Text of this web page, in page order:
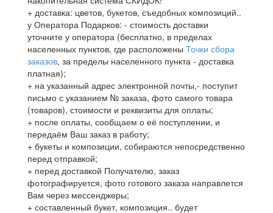
+ доставка: цветов, букетов, съедобных композиций..
у Оператора Подарков: - стоимость доставки
уточните у оператора (бесплатно, в пределах
населенных пунктов, где расположены Точки сбора
заказов, за пределы населенного пункта - доставка
платная);
+ на указанный адрес электронной почты,- поступит
письмо с указанием № заказа, фото самого товара
(товаров), стоимости и реквизиты для оплаты;
+ после оплаты, сообщаем о её поступлении, и
передаём Ваш заказ в работу;
+ букеты и композиции, собираются непосредственно
перед отправкой;
+ перед доставкой Получателю, заказ
фотографируется, фото готового заказа направлется
Вам через мессенджеры;
+ составленный букет, композиция.. будет